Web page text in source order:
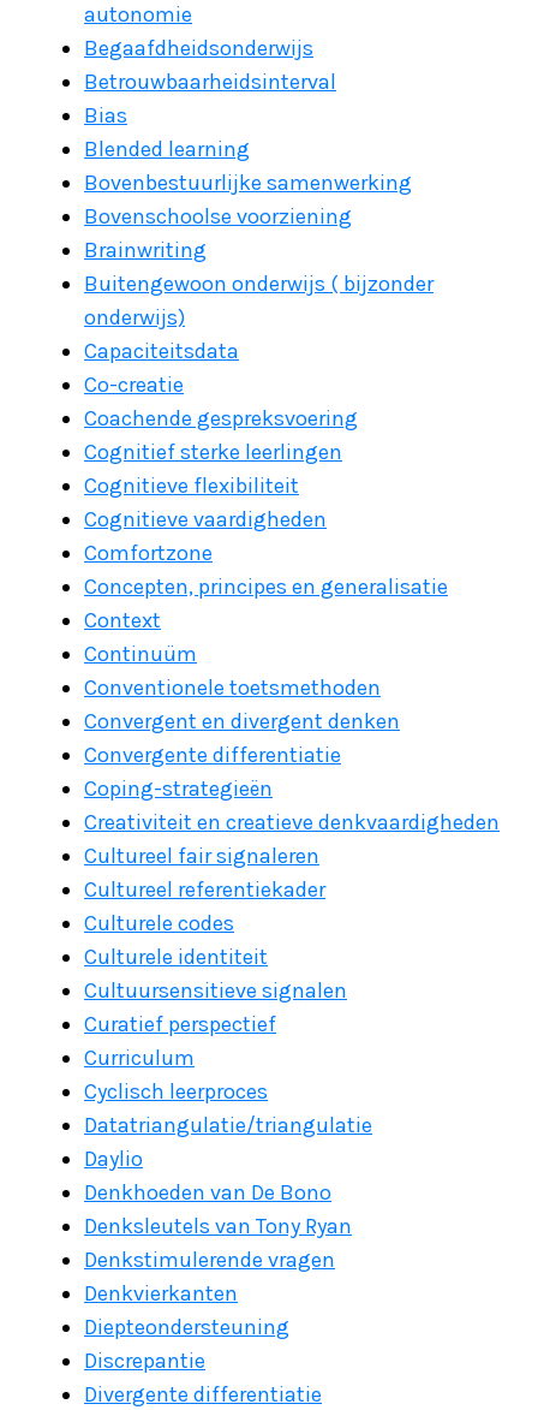
autonomie
Begaafdheidsonderwijs
Betrouwbaarheidsinterval
Bias
Blended learning
Bovenbestuurlijke samenwerking
Bovenschoolse voorziening
Brainwriting
Buitengewoon onderwijs ( bijzonder
onderwijs)
Capaciteitsdata
Co-creatie
Coachende gespreksvoering
Cognitief sterke leerlingen
Cognitieve flexibiliteit
Cognitieve vaardigheden
Comfortzone
Concepten, principes en generalisatie
Context
Continuüm
Conventionele toetsmethoden
Convergent en divergent denken
Convergente differentiatie
Coping-strategieën
Creativiteit en creatieve denkvaardigheden
Cultureel fair signaleren
Cultureel referentiekader
Culturele codes
Culturele identiteit
Cultuursensitieve signalen
Curatief perspectief
Curriculum
Cyclisch leerproces
Datatriangulatie/triangulatie
Daylio
Denkhoeden van De Bono
Denksleutels van Tony Ryan
Denkstimulerende vragen
Denkvierkanten
Diepteondersteuning
Discrepantie
Divergente differentiatie